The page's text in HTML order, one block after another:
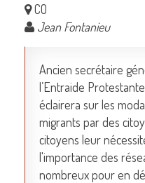
CO
Jean Fontanieu
Ancien secrétaire
l’Entraide
éclairera sur les
migrants par des
citoyens leur
l'importance des
nombreux pour en